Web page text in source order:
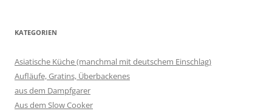
KATEGORIEN
Asiatische Küche (manchmal mit deutschem Einschlag)
Aufläufe, Gratins, Überbackenes
aus dem Dampfgarer
Aus dem Slow Cooker